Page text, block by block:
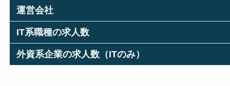
運営会社
IT系職種の求人数
外資系企業の求人数（ITのみ）